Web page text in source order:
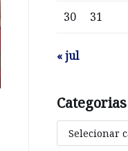
30 31
« jul
Categorias